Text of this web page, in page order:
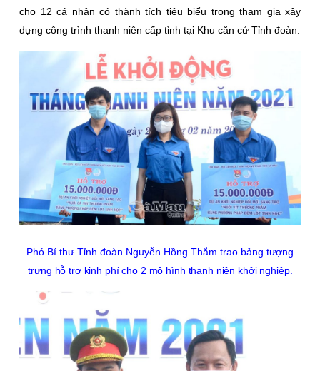
cho 12 cá nhân có thành tích tiêu biểu trong tham gia xây
dựng công trình thanh niên cấp tỉnh tại Khu căn cứ Tỉnh đoàn.
Phó Bí thư Tỉnh đoàn Nguyễn Hồng Thắm trao bảng tượng
trưng hỗ trợ kinh phí cho 2 mô hình thanh niên khởi nghiệp.